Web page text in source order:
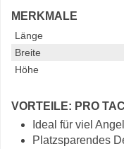
MERKMALE
Länge
Breite
Höhe
VORTEILE: PRO
Ideal für viel
Platzsparendes